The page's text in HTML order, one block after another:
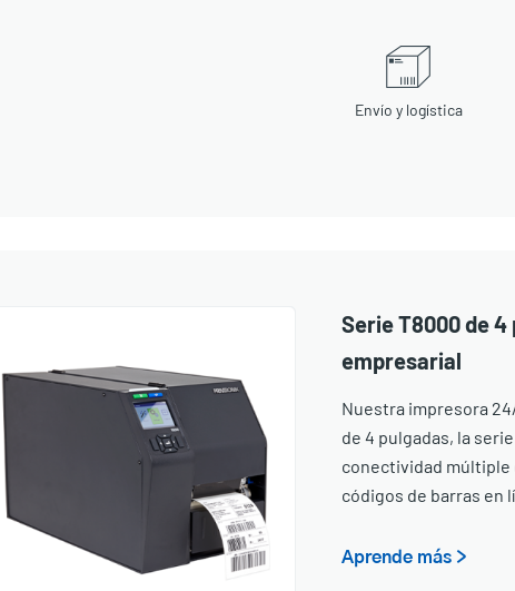
Envío y logística
Serie T8000 de
empresarial
Nuestra impresora
de 4 pulgadas, la
conectividad múltiple
códigos de barras en
Aprende más >